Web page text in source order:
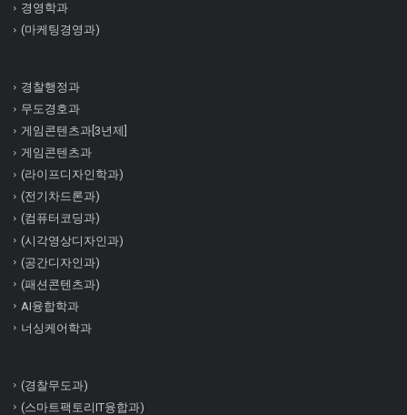
경영학과
(마케팅경영과)
경찰행정과
무도경호과
게임콘텐츠과[3년제]
게임콘텐츠과
(라이프디자인학과)
(전기차드론과)
(컴퓨터코딩과)
(시각영상디자인과)
(공간디자인과)
(패션콘텐츠과)
AI융합학과
너싱케어학과
(경찰무도과)
(스마트팩토리IT융합과)